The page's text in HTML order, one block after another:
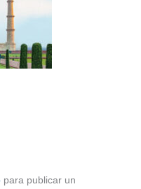
para publicar un